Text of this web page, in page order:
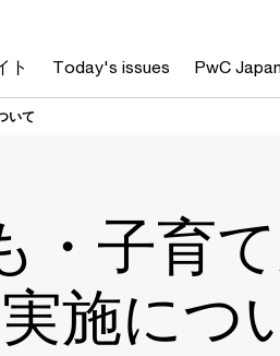
ト Today's issues PwC
いて
・子育
施につ